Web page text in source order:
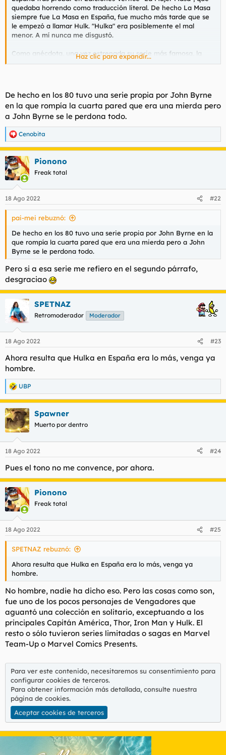
quedaba horrendo como traducción literal. De hecho La Masa
siempre fue La Masa en España, fue mucho más tarde que se
le empezó a llamar Hulk. "Hulka" era posiblemente el mal
menor. A mí nunca me disgustó.
Como anécdota, una vez estrenada su serie más famosa, la
que le hizo el famoso John Byrne en 1989, y que es la base
que durante los años 90 se utilizó bastante: "Shulkie", algo
parecido a los diminutivos yankis como "Susie" para "Susan",
por ejemplo.
Con lo bien que ibas y la jodiste...
En absoluto cayó en ningún olvido el personaje. Si bien nunca
ha llegado a tener el impacto de Hulk, Hulka tuvo dos series
propias, una saga completa en la colección Marvel Comics
Presents y ha sido miembro de Vengadores varias veces e
incluso llegó a sustituir a La Cosa en Los 4 Fantásticos durante
un tiempo, y además siempre ha estado presente en todas las
sagas importantes de Marvel. Olvido mis cojones.
EDITO: acabo de ver que has puesto un copypaste de El
Haz clic para expandir...
De hecho en los 80 tuvo una serie propia por John Byrne
en la que rompía la cuarta pared que era una mierda pero
a John Byrne se le perdona todo.
R
e
a
c
c
i
e
s
Cenobita
Pionono
Freak total
18 Ago 2022 #22
pai-mei rebuznó:
De hecho en los 80 tuvo una serie propia por John Byrne en la
que rompía la cuarta pared que era una mierda pero a John
Byrne se le perdona todo.
Pero si a esa serie me refiero en el segundo párrafo,
desgraciao
SPETNAZ
Retromoderador Moderador
18 Ago 2022 #23
Ahora resulta que Hulka en España era lo más, venga ya
hombre.
R
e
c
c
i
e
:
UBP
Spawner
Muerto por dentro
18 Ago 2022 #24
Pues el tono no me convence, por ahora.
Pionono
Freak total
18 Ago 2022 #25
SPETNAZ rebuznó:
Ahora resulta que Hulka en España era lo más, venga ya
hombre.
No hombre, nadie ha dicho eso. Pero las cosas como son,
fue uno de los pocos personajes de Vengadores que
aguantó una colección en solitario, exceptuando a los
principales Capitán América, Thor, Iron Man y Hulk. El
resto o sólo tuvieron series limitadas o sagas en Marvel
Team-Up o Marvel Comics Presents.
Para ver este contenido, necesitaremos su consentimiento para
configurar cookies de terceros.
Para obtener información más detallada, consulte nuestra
página de cookies.
Aceptar cookies de terceros